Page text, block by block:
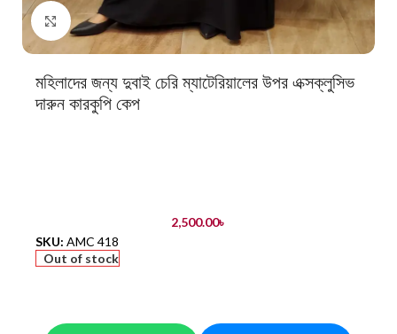
Click to enlarge
মহিলাদের জন্য দুবাই চেরি ম্যাটেরিয়ালের উপর এক্সক্লুসিভ
দারুন কারকুপি কেপ
2,500.00৳
SKU: AMC 418
Out of stock